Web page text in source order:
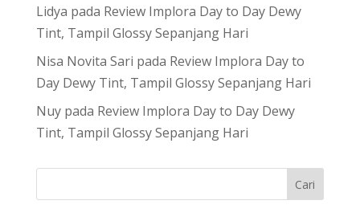
Lidya pada Review Implora Day to Day Dewy
Tint, Tampil Glossy Sepanjang Hari
Nisa Novita Sari pada Review Implora Day to
Day Dewy Tint, Tampil Glossy Sepanjang Hari
Nuypada Review Implora Day to Day Dewy
Tint, Tampil Glossy Sepanjang Hari